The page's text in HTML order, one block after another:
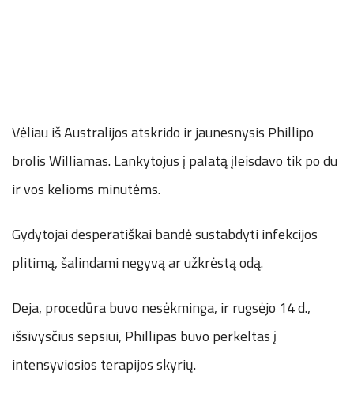
Vėliau iš Australijos atskrido ir jaunesnysis Phillipo
brolis Williamas. Lankytojus į palatą įleisdavo tik po du
ir vos kelioms minutėms.
Gydytojai desperatiškai bandė sustabdyti infekcijos
plitimą, šalindami negyvą ar užkrėstą odą.
Deja, procedūra buvo nesėkminga, ir rugsėjo 14 d.,
išsivysčius sepsiui, Phillipas buvo perkeltas į
intensyviosios terapijos skyrių.